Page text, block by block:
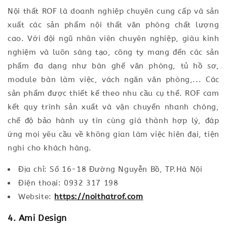
Nội thất ROF là doanh nghiệp chuyên cung cấp và sản
xuất các sản phẩm nội thất văn phòng chất lượng
cao. Với đội ngũ nhân viên chuyên nghiệp, giàu kinh
nghiệm và luôn sáng tạo, công ty mang đến các sản
phẩm đa dạng như bàn ghế văn phòng, tủ hồ sơ,
module bàn làm việc, vách ngăn văn phòng,... Các
sản phẩm được thiết kế theo nhu cầu cụ thể. ROF cam
kết quy trình sản xuất và vận chuyển nhanh chóng,
chế độ bảo hành uy tín cùng giá thành hợp lý, đáp
ứng mọi yêu cầu về không gian làm việc hiện đại, tiện
nghi cho khách hàng.
Địa chỉ: Số 16-18 Đường Nguyễn Bồ, TP.Hà Nội
Điện thoại: 0932 317 198
Website: https://noithatrof.com
4. Ami Design